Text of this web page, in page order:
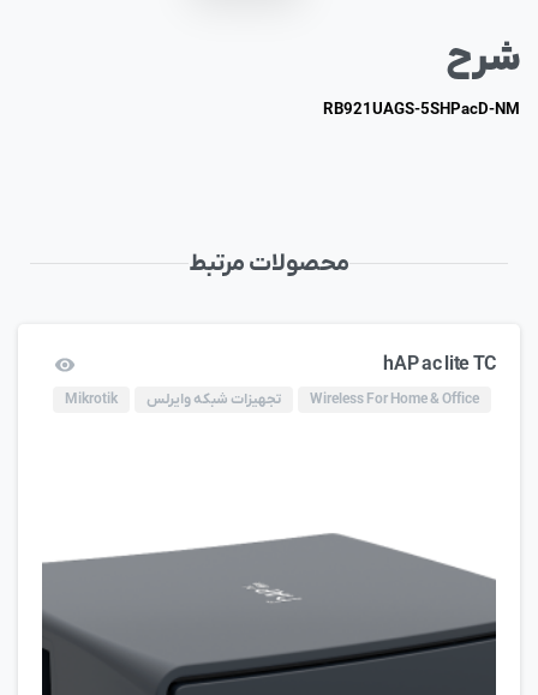
شرح
RB921UAGS-5SHPacD-NM
محصولات مرتبط
hAP ac lite TC
Wireless For Home & Office تجهیزات شبکه وایرلس Mikrotik